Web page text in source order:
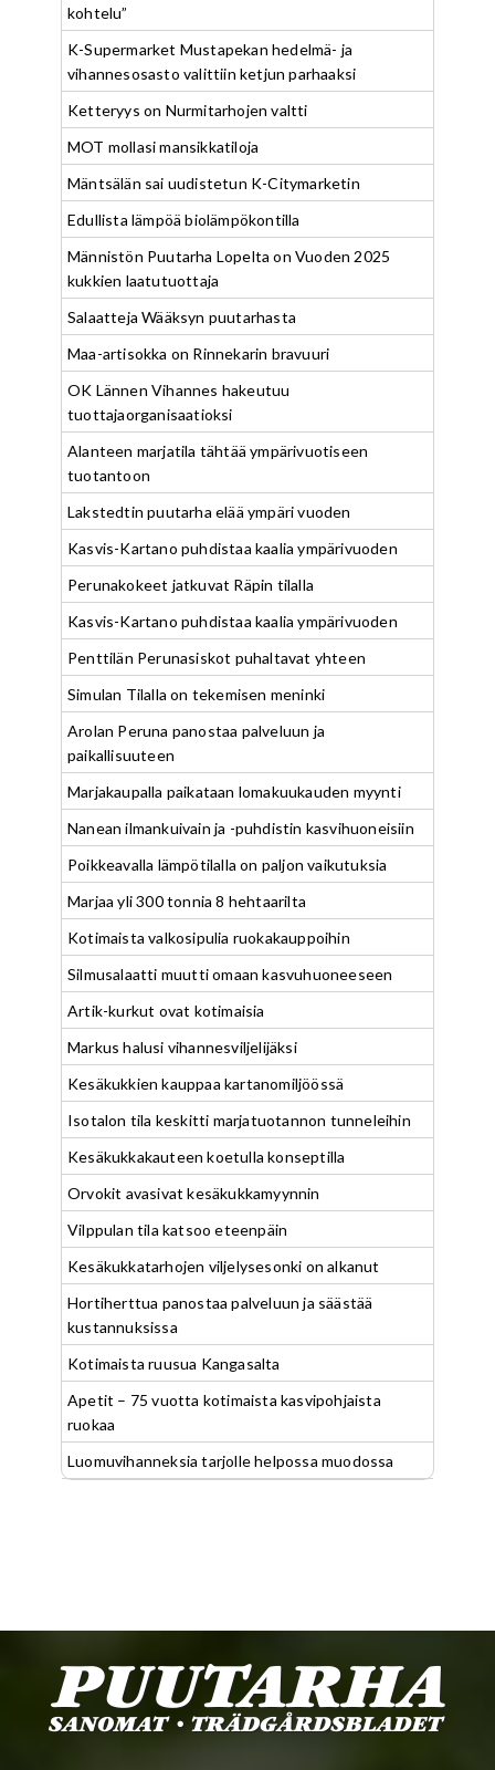
kohtelu”
K-Supermarket Mustapekan hedelmä- ja
vihannesosasto valittiin ketjun parhaaksi
Ketteryys on Nurmitarhojen valtti
MOT mollasi mansikkatiloja
Mäntsälän sai uudistetun K-Citymarketin
Edullista lämpöä biolämpökontilla
Männistön Puutarha Lopelta on Vuoden 2025
kukkien laatutuottaja
Salaatteja Wääksyn puutarhasta
Maa-artisokka on Rinnekarin bravuuri
OK Lännen Vihannes hakeutuu
tuottajaorganisaatioksi
Alanteen marjatila tähtää ympärivuotiseen
tuotantoon
Lakstedtin puutarha elää ympäri vuoden
Kasvis-Kartano puhdistaa kaalia ympärivuoden
Perunakokeet jatkuvat Räpin tilalla
Kasvis-Kartano puhdistaa kaalia ympärivuoden
Penttilän Perunasiskot puhaltavat yhteen
Simulan Tilalla on tekemisen meninki
Arolan Peruna panostaa palveluun ja
paikallisuuteen
Marjakaupalla paikataan lomakuukauden myynti
Nanean ilmankuivain ja -puhdistin kasvihuoneisiin
Poikkeavalla lämpötilalla on paljon vaikutuksia
Marjaa yli 300 tonnia 8 hehtaarilta
Kotimaista valkosipulia ruokakauppoihin
Silmusalaatti muutti omaan kasvuhuoneeseen
Artik-kurkut ovat kotimaisia
Markus halusi vihannesviljelijäksi
Kesäkukkien kauppaa kartanomiljöössä
Isotalon tila keskitti marjatuotannon tunneleihin
Kesäkukkakauteen koetulla konseptilla
Orvokit avasivat kesäkukkamyynnin
Vilppulan tila katsoo eteenpäin
Kesäkukkatarhojen viljelysesonki on alkanut
Hortiherttua panostaa palveluun ja säästää
kustannuksissa
Kotimaista ruusua Kangasalta
Apetit – 75 vuotta kotimaista kasvipohjaista
ruokaa
Luomuvihanneksia tarjolle helpossa muodossa